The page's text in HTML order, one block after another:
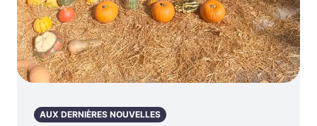
AUX DERNIÈRES NOUVELLES